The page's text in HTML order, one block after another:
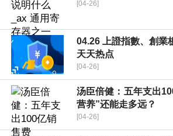
[04-26]
04.26 上證指數、創業
天天热点
[04-26]
汤臣倍健：五年支出
营养”还能走多远？
[04-26]